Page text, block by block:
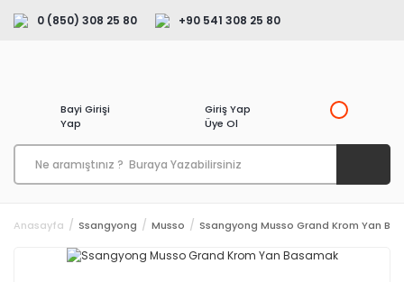
0 (850) 308 25 80 +90 541 308 25 80
Bayi Girişi
Yap
Giriş Yap
Üye Ol
Anasayfa Ssangyong Musso Ssangyong Musso Grand Krom Yan